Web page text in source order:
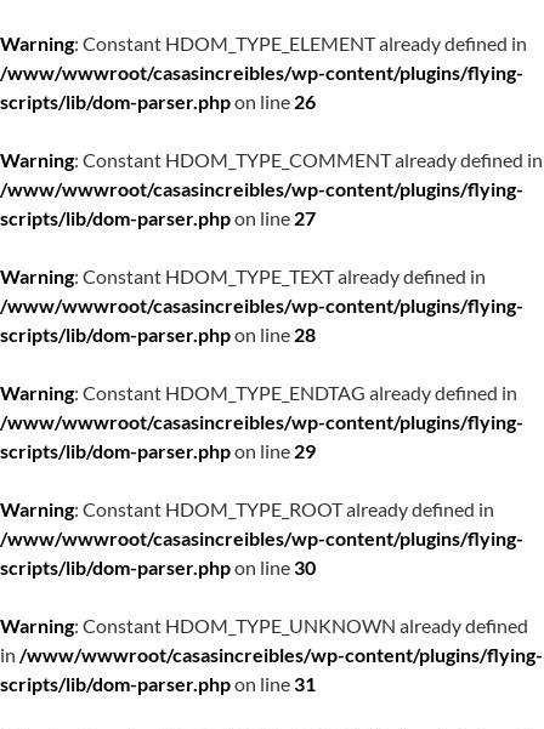
Warning: Constant HDOM_TYPE_ELEMENT already defined in
/www/wwwroot/casasincreibles/wp-content/plugins/flying-
scripts/lib/dom-parser.phpon line 26
Warning: Constant HDOM_TYPE_COMMENT already defined in
/www/wwwroot/casasincreibles/wp-content/plugins/flying-
scripts/lib/dom-parser.phpon line 27
Warning: Constant HDOM_TYPE_TEXT already defined in
/www/wwwroot/casasincreibles/wp-content/plugins/flying-
scripts/lib/dom-parser.phpon line 28
Warning: Constant HDOM_TYPE_ENDTAG already defined in
/www/wwwroot/casasincreibles/wp-content/plugins/flying-
scripts/lib/dom-parser.phpon line 29
Warning: Constant HDOM_TYPE_ROOT already defined in
/www/wwwroot/casasincreibles/wp-content/plugins/flying-
scripts/lib/dom-parser.phpon line30
Warning: Constant HDOM_TYPE_UNKNOWN already defined
in /www/wwwroot/casasincreibles/wp-content/plugins/flying-
scripts/lib/dom-parser.phpon line31